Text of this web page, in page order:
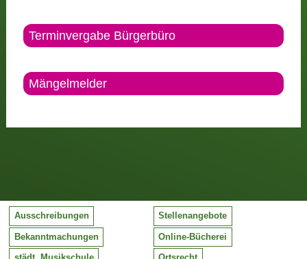
Terminvergabe Bürgerbüro
Mängelmelder
Ausschreibungen Stellenangebote
Bekanntmachungen Online-Bücherei